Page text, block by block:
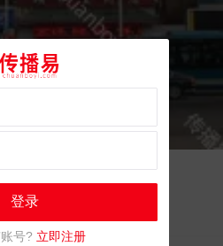
大屏幕广告投放
该媒体所在商家
登录
号? 立即注册